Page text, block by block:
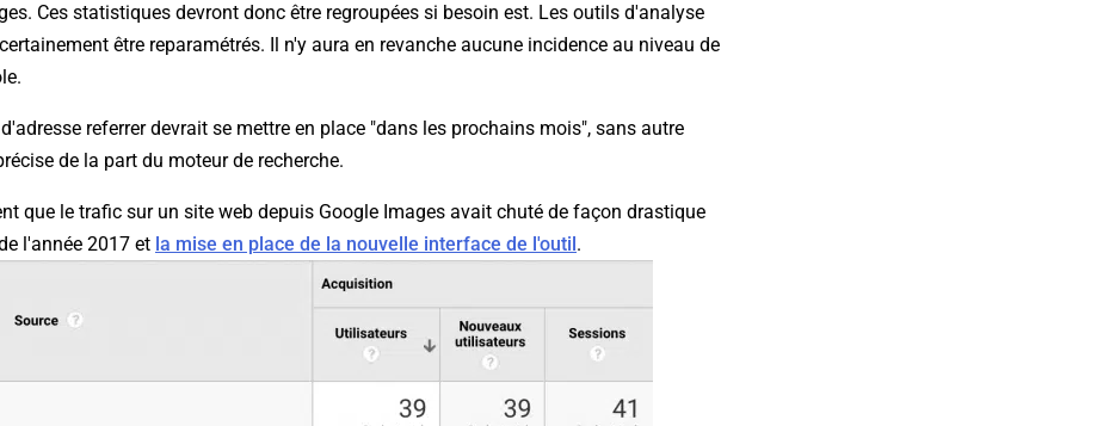
Ces statistiques devront donc être regroupées si besoin est. Les outils d'analyse
être reparamétrés. Il n'y aura en revanche aucune incidence au niveau de
referrer devrait se mettre en place "dans les prochains mois", sans autre
de la part du moteur de recherche.
que le trafic sur un site web depuis Google Images avait chuté de façon drastique
l'année 2017 et la mise en place de la nouvelle interface de l'outil .